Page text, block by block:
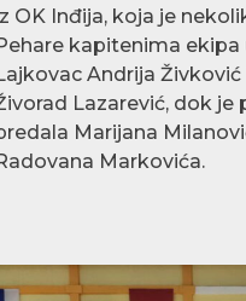
OK Inđija, koja je
kapitenima
Andrija
Lazarević, dok
Marijana
Markovića.